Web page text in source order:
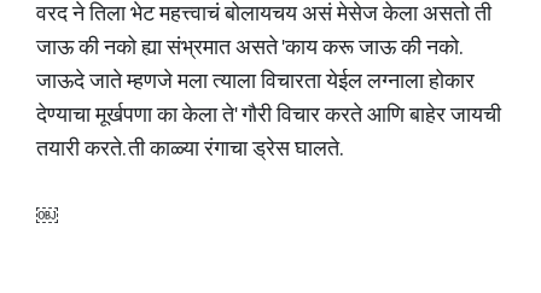
वरद ने तिला भेट महत्त्वाचं बोलायचय असं मेसेज केला असतो ती
जाऊ की नको ह्या संभ्रमात असते 'काय करू जाऊ की नको.
जाऊदे जाते म्हणजे मला त्याला विचारता येईल लग्नाला होकार
देण्याचा मूर्खपणा का केला ते' गौरी विचार करते आणि बाहेर जायची
तयारी करते. ती काळ्या रंगाचा ड्रेस घालते.
￼